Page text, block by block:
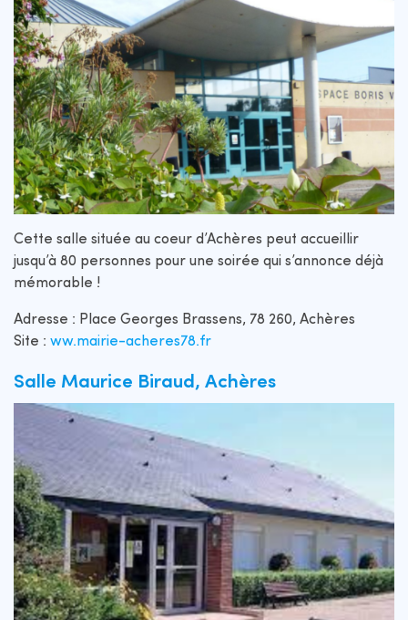
Cette salle située au coeur d’Achères peut accueillir
jusqu’à 80 personnes pour une soirée qui s’annonce déjà
mémorable !
Adresse : Place Georges Brassens, 78 260, Achères
Site : ww.mairie-acheres78.fr
Salle Maurice Biraud, Achères